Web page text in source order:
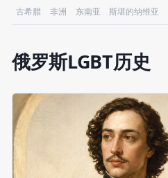
古希腊
非洲 东南亚 斯堪的纳维亚
俄罗斯LGBT历史